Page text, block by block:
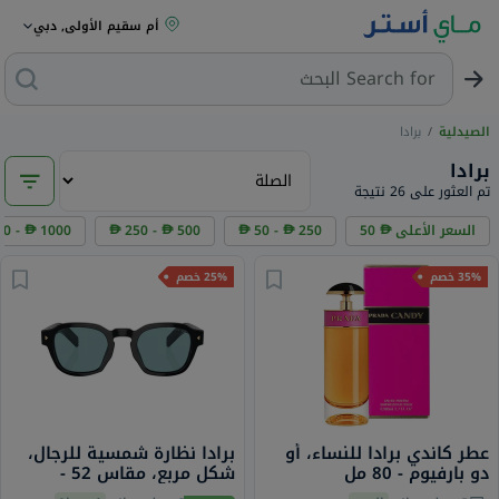
أم سقيم الأولى, دبي
Search for البحث عن مزي
الصيدلية / برادا
برادا
تم العثور على 26 نتيجة
السعر الأعلى
50 - 250
250 - 500
- 1000
35% خصم
عطر كاندي برادا للنساء، أو
دو بارفيوم - 80 مل
25% خصم
برادا نظارة شمسية للرجال،
شكل مربع، مقاس 52 -